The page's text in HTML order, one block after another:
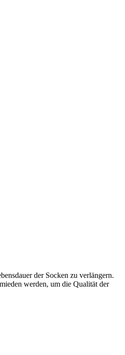
der Socken zu verlängern.
werden, um die Qualität der